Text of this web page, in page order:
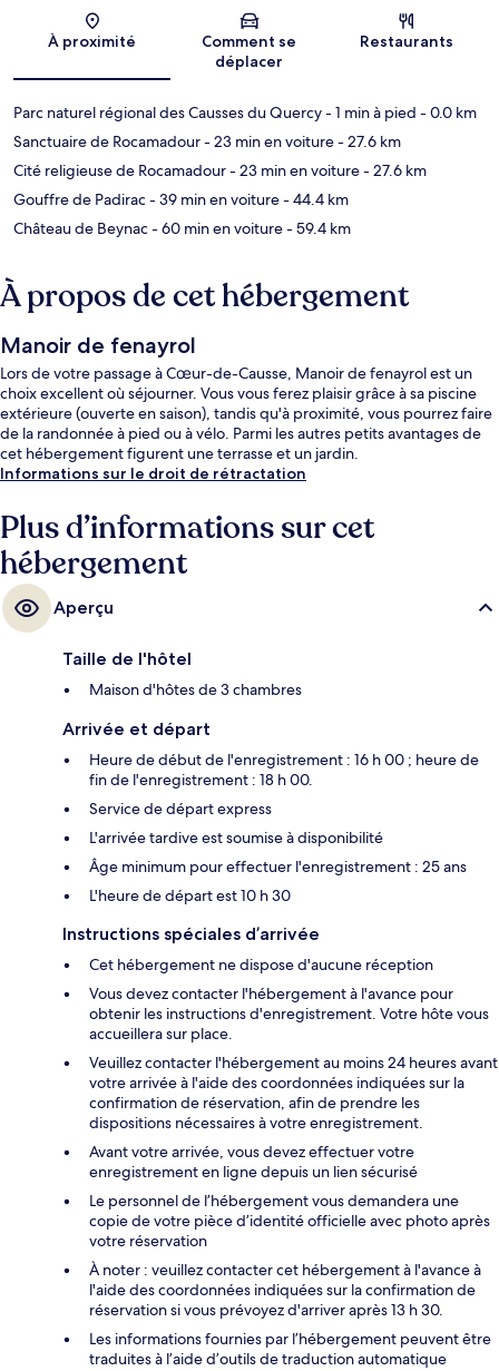
Carte
À proximité
Comment se
déplacer
Restaurants
Parc naturel régional des Causses du Quercy- 1 min à pied - 0.0 km
Sanctuaire de Rocamadour- 23 min en voiture- 27.6 km
Cité religieuse de Rocamadour- 23 min en voiture- 27.6 km
Gouffre de Padirac- 39 min en voiture- 44.4 km
Château de Beynac- 60 min en voiture- 59.4 km
À propos de cet hébergement
Manoir de fenayrol
Lors de votre passage à Cœur-de-Causse, Manoir de fenayrol est un
choix excellent où séjourner. Vous vous ferez plaisir grâce à sa piscine
extérieure (ouverte en saison), tandis qu'à proximité, vous pourrez faire
de la randonnée à pied ou à vélo. Parmi les autres petits avantages de
cet hébergement figurent une terrasse et un jardin.
Informations sur le droit de rétractation
Plus d’informations sur cet
hébergement
Aperçu
Taille de l'hôtel
Maison d'hôtes de 3 chambres
Arrivée et départ
Heure de début de l'enregistrement : 16 h 00 ; heure de
fin de l'enregistrement : 18 h 00.
Service de départ express
L'arrivée tardive est soumise à disponibilité
Âge minimum pour effectuer l'enregistrement : 25 ans
L'heure de départ est 10 h 30
Instructions spéciales d’arrivée
Cet hébergement ne dispose d'aucune réception
Vous devez contacter l'hébergement à l'avance pour
obtenir les instructions d'enregistrement. Votre hôte vous
accueillera sur place.
Veuillez contacter l'hébergement au moins 24 heures avant
votre arrivée à l'aide des coordonnées indiquées sur la
confirmation de réservation, afin de prendre les
dispositions nécessaires à votre enregistrement.
Avant votre arrivée, vous devez effectuer votre
enregistrement en ligne depuis un lien sécurisé
Le personnel de l’hébergement vous demandera une
copie de votre pièce d’identité officielle avec photo après
votre réservation
À noter : veuillez contacter cet hébergement à l'avance à
l'aide des coordonnées indiquées sur la confirmation de
réservation si vous prévoyez d'arriver après 13 h 30.
Les informations fournies par l’hébergement peuvent être
traduites à l’aide d’outils de traduction automatique